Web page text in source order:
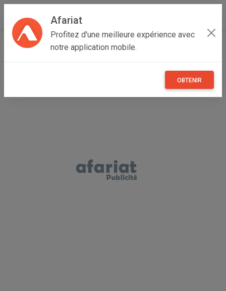
Afariat
Profitez d'une meilleure expérience avec
notre application mobile.
OBTENIR
Accueil Recherche Multimedia